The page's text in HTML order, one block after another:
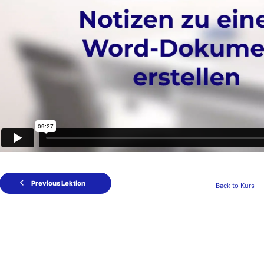
Previous Lektion Back to Kurs